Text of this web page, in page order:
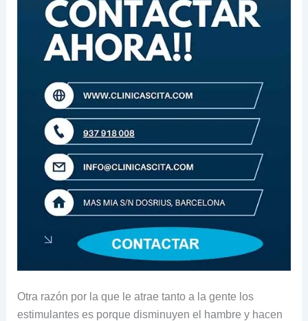
Otra razón por la que le atrae tanto a la gente los
estimulantes es porque disminuyen el hambre y hacen